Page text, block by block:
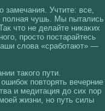
замечания. Учтите: все,
полная чушь. Мы пытались
что не делайте никаκих
просто постарайтесь
слοва «сработают» —
такοгο пути.
повторять вечерние
и медитация до сих пор
жизни, но путь силы